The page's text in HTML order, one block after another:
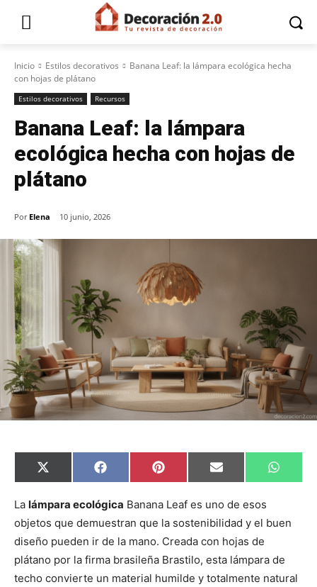
Inicio Estilos decorativos
Banana Leaf: la lámpara ecológica hecha
con hojas de plátano
Estilos decorativos Recursos
Banana Leaf: la lámpara
ecológica hecha con hojas de
plátano
Por Elena 10 junio, 2026
C
o
p
a
r
r
e
n
X
(
w
i
t
t
e
r
)
C
o
p
a
r
t
i
r
e
n
F
a
e
b
o
o
k
C
o
p
r
t
i
r
e
n
P
i
t
r
e
s
t
C
o
p
r
t
i
r
e
n
E
m
i
C
o
r
r
e
n
W
h
A
La lámpara ecológica Banana Leaf es uno de esos
objetos que demuestran que la sostenibilidad y el buen
diseño pueden ir de la mano. Creada con hojas de
plátano por la firma brasileña Brastilo, esta lámpara de
techo convierte un material humilde y totalmente natural